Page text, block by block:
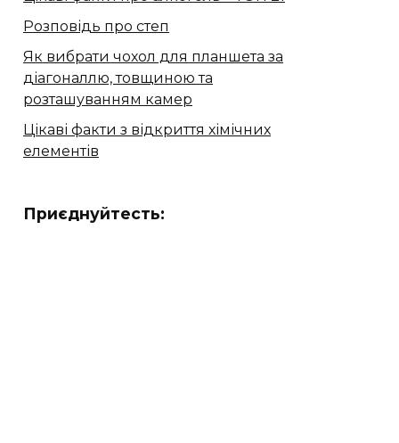
Розповідь про степ
Як вибрати чохол для планшета за
діагоналлю, товщиною та
розташуванням камер
Цікаві факти з відкриття хімічних
елементів
Приєднуйтесть: